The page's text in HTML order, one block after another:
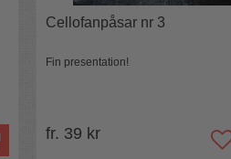
Cellofanpåsar nr 3
Fin presentation!
fr. 39 kr